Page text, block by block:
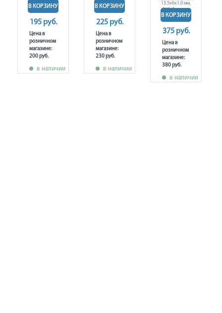
В КОРЗИНУ
195 руб.
Цена в
розничном
магазине:
200 руб.
в наличии
В КОРЗИНУ
225 руб.
Цена в
розничном
магазине:
230 руб.
в наличии
13.5х6х1.0 мм,
ВК8, блистер
(911-468)
В КОРЗИНУ
375 руб.
Цена в
розничном
магазине:
380 руб.
в наличии